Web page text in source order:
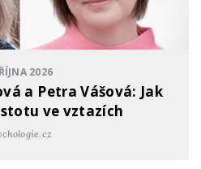
2026
a Petra Vášová: Jak
ve vztazích